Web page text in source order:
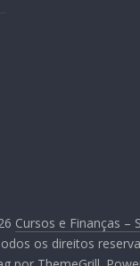
Cursos e Finanças –
os direitos